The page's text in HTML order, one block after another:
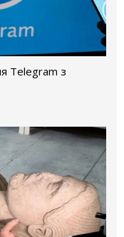
Telegram з